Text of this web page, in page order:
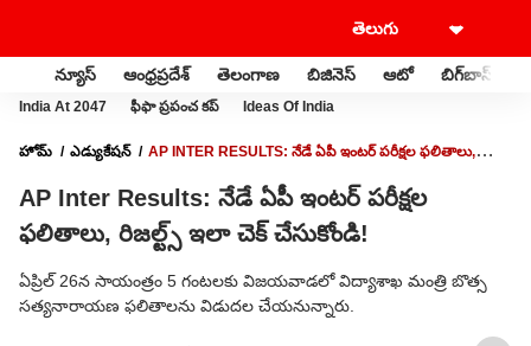
న్యూస్ ఆంధ్రప్రదేశ్ తెలంగాణ బిజినెస్ ఆటో బిగ్‌బాస్
India At 2047 ఫీఫా ప్రపంచ కప్ Ideas Of India
హోమ్ ఎడ్యుకేషన్
AP INTER RESULTS: నేడే ఏపీ ఇంటర్ పరీక్షల ఫలితాలు,
AP Inter Results: నేడే ఏపీ ఇంటర్ పరీక్షల
ఫలితాలు, రిజల్ట్స్ ఇలా చెక్ చేసుకోండి!
ఏప్రిల్ 26న సాయంత్రం 5 గంటలకు విజయవాడలో విద్యాశాఖ మంత్రి బొత్స
సత్యనారాయణ ఫలితాలను విడుదల చేయనున్నారు.